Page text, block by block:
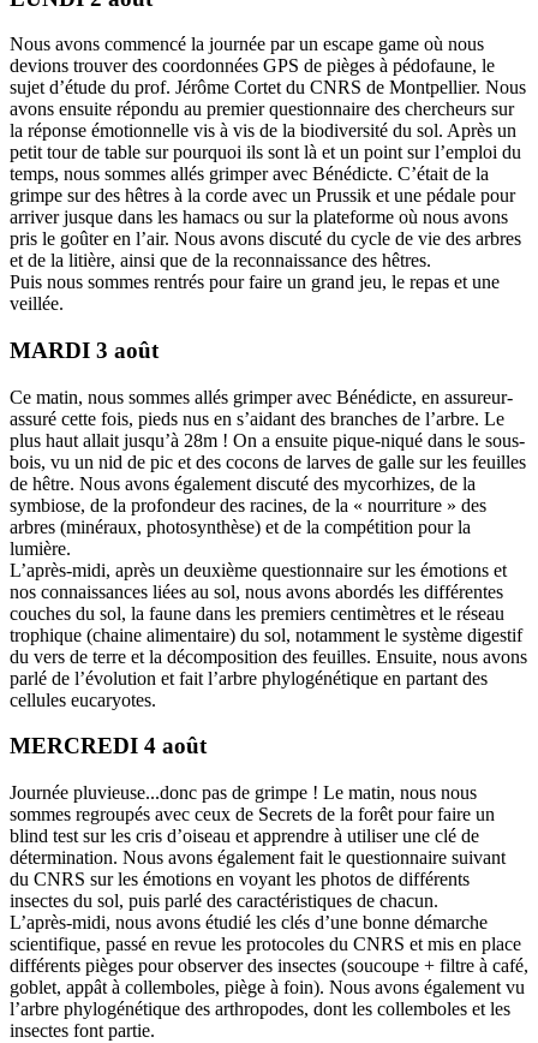
Nous avons commencé la journée par un escape game où nous
devions trouver des coordonnées GPS de pièges à pédofaune, le
sujet d’étude du prof. Jérôme Cortet du CNRS de Montpellier. Nous
avons ensuite répondu au premier questionnaire des chercheurs sur
la réponse émotionnelle vis à vis de la biodiversité du sol. Après un
petit tour de table sur pourquoi ils sont là et un point sur l’emploi du
temps, nous sommes allés grimper avec Bénédicte. C’était de la
grimpe sur des hêtres à la corde avec un Prussik et une pédale pour
arriver jusque dans les hamacs ou sur la plateforme où nous avons
pris le goûter en l’air. Nous avons discuté du cycle de vie des arbres
et de la litière, ainsi que de la reconnaissance des hêtres.
Puis nous sommes rentrés pour faire un grand jeu, le repas et une
veillée.
MARDI 3 août
Ce matin, nous sommes allés grimper avec Bénédicte, en assureur-
assuré cette fois, pieds nus en s’aidant des branches de l’arbre. Le
plus haut allait jusqu’à 28m ! On a ensuite pique-niqué dans le sous-
bois, vu un nid de pic et des cocons de larves de galle sur les feuilles
de hêtre. Nous avons également discuté des mycorhizes, de la
symbiose, de la profondeur des racines, de la « nourriture » des
arbres (minéraux, photosynthèse) et de la compétition pour la
lumière.
L’après-midi, après un deuxième questionnaire sur les émotions et
nos connaissances liées au sol, nous avons abordés les différentes
couches du sol, la faune dans les premiers centimètres et le réseau
trophique (chaine alimentaire) du sol, notamment le système digestif
du vers de terre et la décomposition des feuilles. Ensuite, nous avons
parlé de l’évolution et fait l’arbre phylogénétique en partant des
cellules eucaryotes.
MERCREDI 4 août
Journée pluvieuse...donc pas de grimpe ! Le matin, nous nous
sommes regroupés avec ceux de Secrets de la forêt pour faire un
blind test sur les cris d’oiseau et apprendre à utiliser une clé de
détermination. Nous avons également fait le questionnaire suivant
du CNRS sur les émotions en voyant les photos de différents
insectes du sol, puis parlé des caractéristiques de chacun.
L’après-midi, nous avons étudié les clés d’une bonne démarche
scientifique, passé en revue les protocoles du CNRS et mis en place
différents pièges pour observer des insectes (soucoupe + filtre à café,
goblet, appât à collemboles, piège à foin). Nous avons également vu
l’arbre phylogénétique des arthropodes, dont les collemboles et les
insectes font partie.